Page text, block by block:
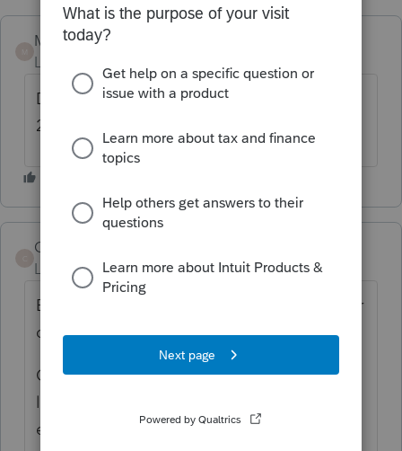
Mario B
Level 11
Dans le prochaine version de Profile
2024.2.5 vers la fin de la semaine prochaine
CM2021
Level 2
Forum|Forum|1 year ago
Bonjour Dominic, vous avez réussi à envoyer
des T4 au fédéral?
Qu'en est-il du numéro d'entreprise - est-ce
le mien ou celui de l'entreprise que j'envoi?
et le Code d'accès Web?